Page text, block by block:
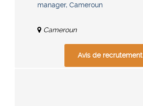
manager, Cameroun
Cameroun
Avis de recrutement